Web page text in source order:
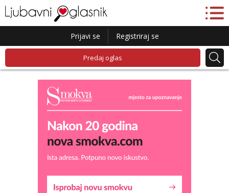
Prijavi se Registriraj se
Predaj oglas